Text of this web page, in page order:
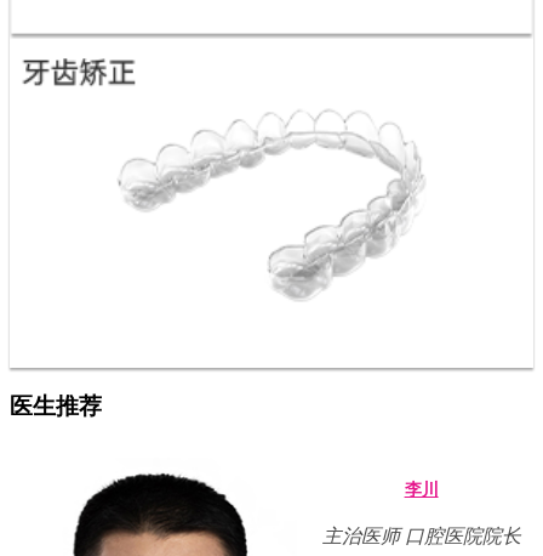
医生推荐
李川
主治医师 口腔医院院长